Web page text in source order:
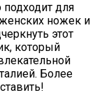
для
ножек и
этот
который
Более